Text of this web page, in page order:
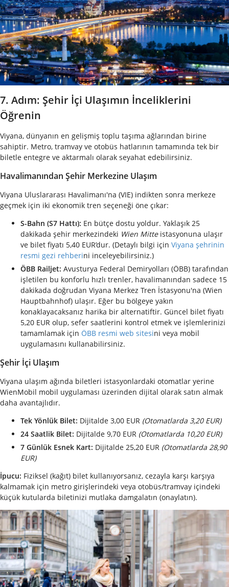
7. Adım: Şehir İçi Ulaşımın İnceliklerini
Öğrenin
Viyana, dünyanın en gelişmiş toplu taşıma ağlarından birine
sahiptir. Metro, tramvay ve otobüs hatlarının tamamında tek bir
biletle entegre ve aktarmalı olarak seyahat edebilirsiniz.
Havalimanından Şehir Merkezine Ulaşım
Viyana Uluslararası Havalimanı'na (VIE) indikten sonra merkeze
geçmek için iki ekonomik tren seçeneği öne çıkar:
S-Bahn (S7 Hattı): En bütçe dostu yoldur. Yaklaşık 25
dakikada şehir merkezindeki Wien Mitteistasyonuna ulaşır
ve bilet fiyatı 5,40 EUR’dur. (Detaylı bilgi için Viyana şehrinin
resmi gezi rehberini inceleyebilirsiniz.)
ÖBB Railjet: Avusturya Federal Demiryolları (ÖBB) tarafından
işletilen bu konforlu hızlı trenler, havalimanından sadece 15
dakikada doğrudan Viyana Merkez Tren İstasyonu'na (Wien
Hauptbahnhof) ulaşır. Eğer bu bölgeye yakın
konaklayacaksanız harika bir alternatiftir. Güncel bilet fiyatı
5,20 EUR olup, sefer saatlerini kontrol etmek ve işlemlerinizi
tamamlamak için ÖBB resmi web sitesini veya mobil
uygulamasını kullanabilirsiniz.
Şehir İçi Ulaşım
Viyana ulaşım ağında biletleri istasyonlardaki otomatlar yerine
WienMobil mobil uygulaması üzerinden dijital olarak satın almak
daha avantajlıdır.
Tek Yönlük Bilet: Dijitalde 3,00 EUR (Otomatlarda 3,20 EUR)
24 Saatlik Bilet: Dijitalde 9,70 EUR (Otomatlarda 10,20 EUR)
7 Günlük Esnek Kart: Dijitalde 25,20 EUR (Otomatlarda 28,90
EUR)
İpucu: Fiziksel (kağıt) bilet kullanıyorsanız, cezayla karşı karşıya
kalmamak için metro girişlerindeki veya otobüs/tramvay içindeki
küçük kutularda biletinizi mutlaka damgalatın (onaylatın).